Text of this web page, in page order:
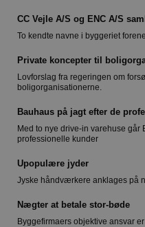
CC Vejle A/S og ENC A/S
To kendte navne i byggeriet
Private koncepter til
Lovforslag fra regeringen om
boligorganisationerne.
Bauhaus på jagt efter de
Med to nye drive-in varehuse går
professionelle kunder
Upopulære jyder
Jyske håndværkere anklages på
Nægter at betale stor-bøde
Byggefirmaers objektive ansvar